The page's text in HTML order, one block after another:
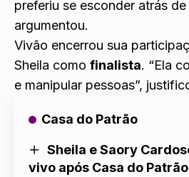
preferiu se esconder atrás de
argumentou.
Vivão encerrou sua
Sheila como finalista. “Ela
e manipular pessoas”,
Casa do Patrão
Sheila e Saory
vivo após Casa do